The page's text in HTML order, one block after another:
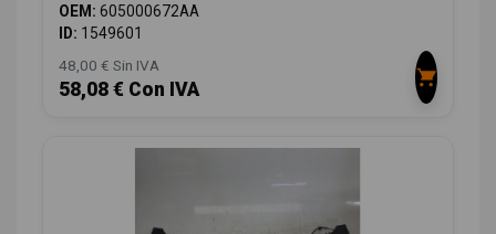
OEM: 605000672AA
ID: 1549601
48,00 € Sin IVA
58,08 € Con IVA